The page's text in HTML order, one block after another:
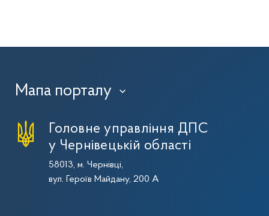
Мапа порталу ›
Головне управління ДПС
у Чернівецькій області
58013, м. Чернівці,
вул. Героїв Майдану, 200 А